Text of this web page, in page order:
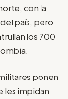
con la
país, pero
los 700
ponen
les impidan